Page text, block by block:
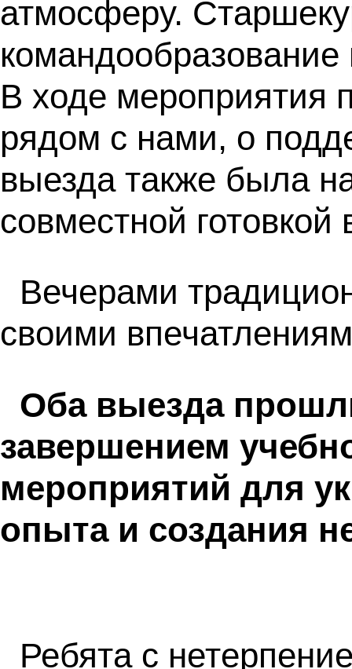
атмосферу.
В ходе мероприятия
рядом с нами, о
выезда также была
совместной
Вечерами
своими
Оба выезда
завершением
мероприятий для
опыта и создания
Ребята с